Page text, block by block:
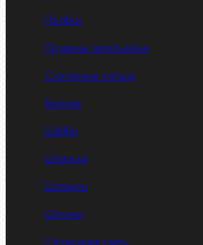
Пробки
Пружины тарельчатые
Стопорные кольца
Такелаж
Шайбы
Шпильки
Шплинты
Шпонки
Шпоночная сталь